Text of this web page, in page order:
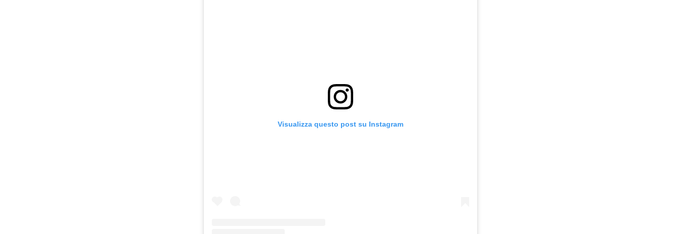
Visualizza questo post su Instagram